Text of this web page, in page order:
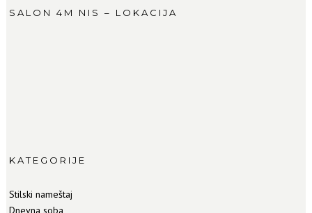
SALON 4M NIS – LOKACIJA
KATEGORIJE
Stilski nameštaj
Dnevna soba